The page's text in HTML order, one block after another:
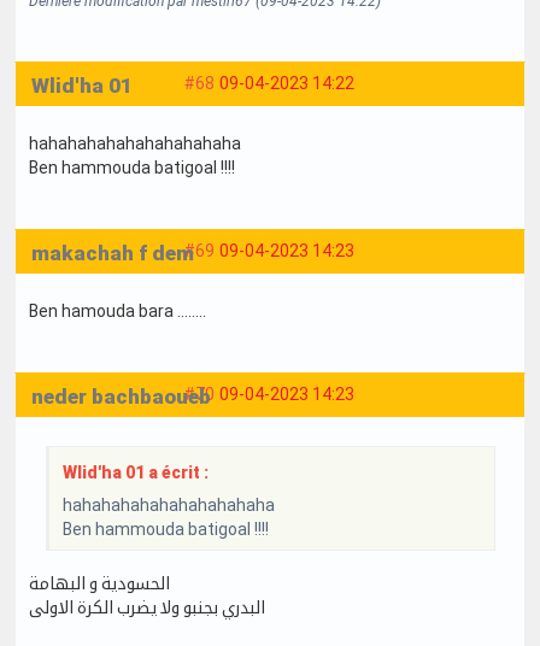
#68 09-04-2023 14:22
Wlid'ha 01
hahahahahahahahahahaha
Ben hammouda batigoal !!!!
#69 09-04-2023 14:23
makachah f dem
Ben hamouda bara ........
#70 09-04-2023 14:23
neder bachbaoueb
Wlid'ha 01 a écrit :
hahahahahahahahahahaha
Ben hammouda batigoal !!!!
الحسودية و البهامة
البدري بجنبو ولا يضرب الكرة الاولى